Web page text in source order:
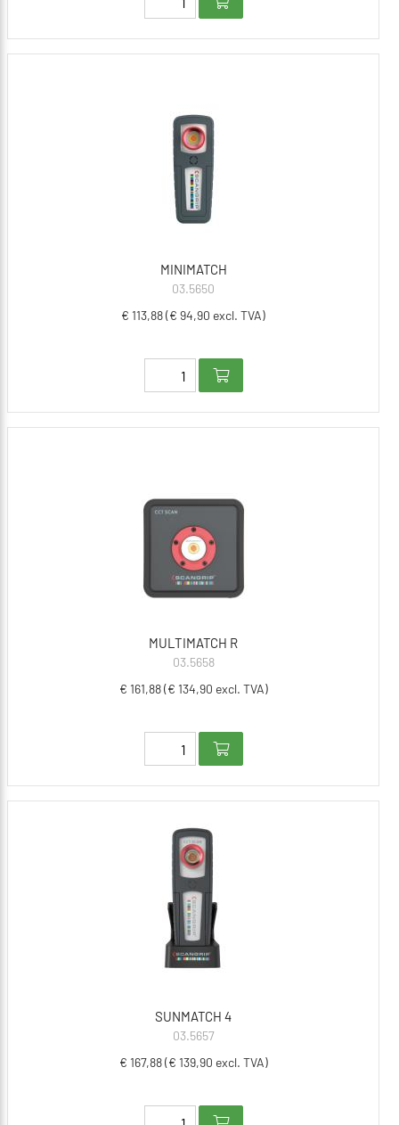
MINIMATCH
03.5650
€ 113,88 (€ 94,90 excl. TVA)
MULTIMATCH R
03.5658
€ 161,88 (€ 134,90 excl. TVA)
SUNMATCH 4
03.5657
€ 167,88 (€ 139,90 excl. TVA)